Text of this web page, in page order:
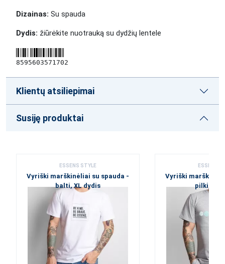
Dizainas: Su spauda
Dydis: žiūrėkite nuotrauką su dydžių lentele
8595603571702
Klientų atsiliepimai
Susiję produktai
ESSENS STYLE
Vyriški marškinėliai su spauda -
balti, XL dydis
ESSENS
Vyriški
pilki, XL